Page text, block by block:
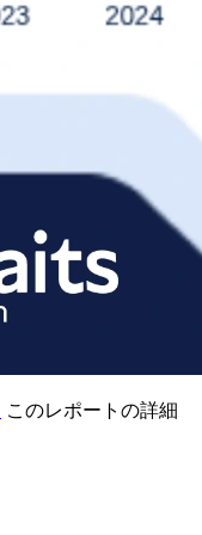
このレポートの詳細